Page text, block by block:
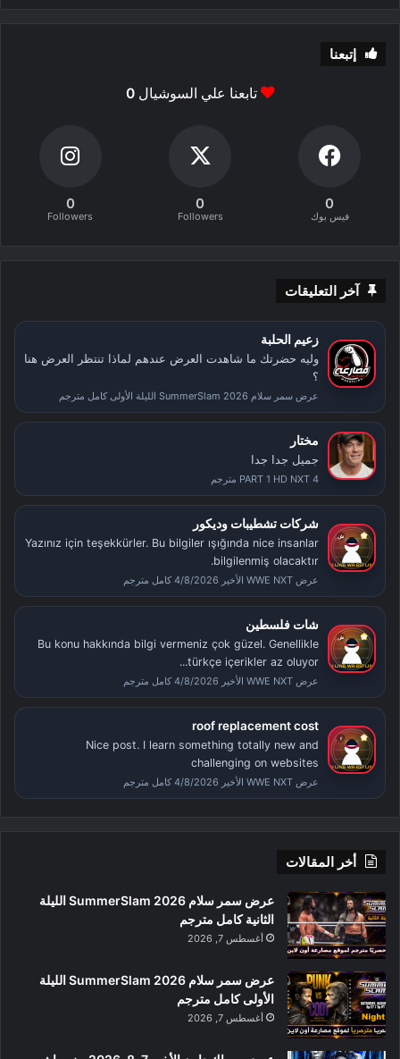
إتبعنا
تابعنا علي السوشيال0
0
فيس بوك
0
Followers
0
Followers
آخر التعليقات
زعيم الحلبة
وليه حضرتك ما شاهدت العرض عندهم لماذا تنتظر العرض هنا
؟
عرض سمر سلام SummerSlam 2026 الليلة الأولى كامل مترجم
مختار
جميل جدا جدا
PART 1 HD NXT 4 مترجم
شركات تشطيبات وديكور
Yazınız için teşekkürler. Bu bilgiler ışığında nice insanlar
bilgilenmiş olacaktır.
عرض WWE NXT الأخير 4/8/2026 كامل مترجم
شات فلسطين
Bu konu hakkında bilgi vermeniz çok güzel. Genellikle
türkçe içerikler az oluyor...
عرض WWE NXT الأخير 4/8/2026 كامل مترجم
roof replacement cost
Nice post. I learn something totally new and
challenging on websites
عرض WWE NXT الأخير 4/8/2026 كامل مترجم
أخر المقالات
عرض سمر سلام SummerSlam 2026 الليلة
الثانية كامل مترجم
أغسطس 7, 2026
عرض سمر سلام SummerSlam 2026 الليلة
الأولى كامل مترجم
أغسطس 7, 2026